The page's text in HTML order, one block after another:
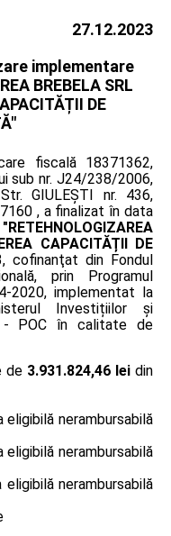
27.12.2023
implementare
BREBELA SRL
DE
fiscală 18371362,
sub nr. J24/238/2006,
GIULEȘTI nr. 436,
, a finalizat în data
"RETEHNOLOGIZAREA
CAPACITĂȚII DE
cofinanţat din Fondul
prin Programul
2020, implementat la
Investițiilor și
- POC în calitate de
de 3.931.824,46 leidin
eligibilă nerambursabilă
eligibilă nerambursabilă
eligibilă nerambursabilă